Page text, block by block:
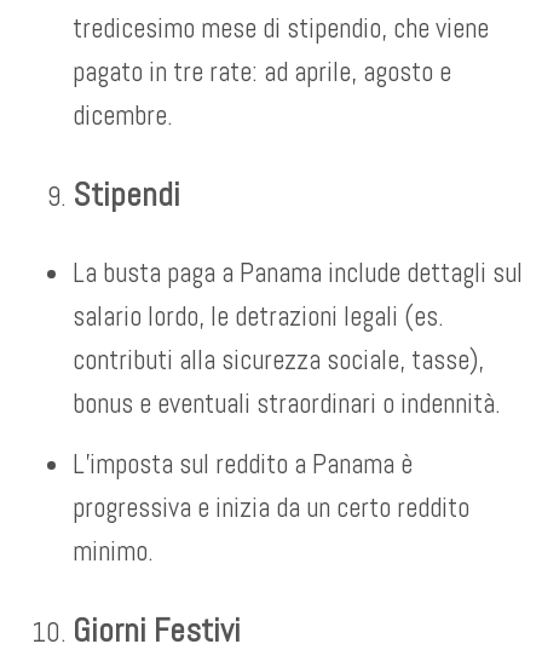
tredicesimo mese di stipendio, che viene
pagato in tre rate: ad aprile, agosto e
dicembre.
Stipendi
La busta paga a Panama include dettagli sul
salario lordo, le detrazioni legali (es.
contributi alla sicurezza sociale, tasse),
bonus e eventuali straordinari o indennità.
L’imposta sul reddito a Panama è
progressiva e inizia da un certo reddito
minimo.
Giorni Festivi